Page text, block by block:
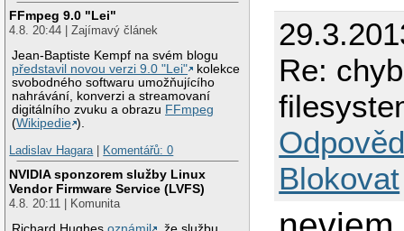
FFmpeg 9.0 "Lei"
4.8. 20:44 | Zajímavý článek
Jean-Baptiste Kempf na svém blogu
představil novou verzi 9.0 "Lei"
kolekce
svobodného softwaru umožňujícího
nahrávání, konverzi a streamovaní
digitálního zvuku a obrazu FFmpeg
(Wikipedie ).
Ladislav Hagara| Komentářů: 0
NVIDIA sponzorem služby Linux
Vendor Firmware Service (LVFS)
4.8. 20:11 | Komunita
Re:
Blokovat